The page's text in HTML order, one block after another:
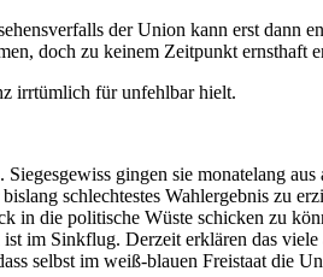
der Union kann erst dann
doch zu keinem Zeitpunkt ernsthaft
irrtümlich für unfehlbar hielt.
gingen sie monatelang
schlechtestes Wahlergebnis zu
die politische Wüste schicken zu
im Sinkflug. Derzeit erklären das
selbst im weiß-blauen Freistaat die